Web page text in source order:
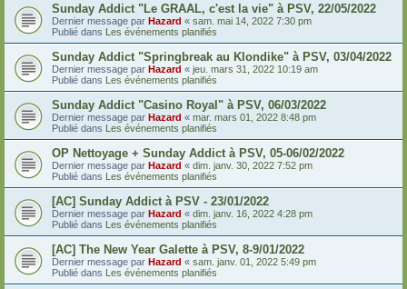
Sunday Addict "Le GRAAL, c'est la vie" à PSV, 22/05/2022
Dernier message par Hazard « sam. mai 14, 2022 7:30 pm
Publié dans Les événements planifiés
Sunday Addict "Springbreak au Klondike" à PSV, 03/04/2022
Dernier message par Hazard « jeu. mars 31, 2022 10:19 am
Publié dans Les événements planifiés
Sunday Addict "Casino Royal" à PSV, 06/03/2022
Dernier message par Hazard « mar. mars 01, 2022 8:48 pm
Publié dans Les événements planifiés
OP Nettoyage + Sunday Addict à PSV, 05-06/02/2022
Dernier message par Hazard « dim. janv. 30, 2022 7:52 pm
Publié dans Les événements planifiés
[AC] Sunday Addict à PSV - 23/01/2022
Dernier message par Hazard « dim. janv. 16, 2022 4:28 pm
Publié dans Les événements planifiés
[AC] The New Year Galette à PSV, 8-9/01/2022
Dernier message par Hazard « sam. janv. 01, 2022 5:49 pm
Publié dans Les événements planifiés